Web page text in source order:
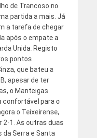
de Trancoso no
partida a mais. Já
a tarefa de chegar
após o empate a
Unida. Registo
pontos
que bateu a
apesar de ter
o Manteigas
confortável para o
o Teixeirense,
2-1. As outras duas
da Serra e Santa